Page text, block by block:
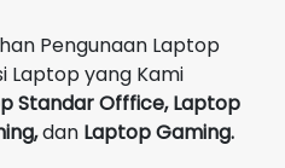
Pengunaan Laptop
Laptop yang Kami
Standar Offfice, Laptop
dan Laptop Gaming.